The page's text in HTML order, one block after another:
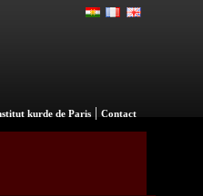
kurde de Paris | Contact